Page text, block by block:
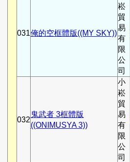
031俺的空框體版((MY SKY))
崧
貿
易
有
限
公
司
032
鬼武者 3框體版
((ONIMUSYA 3))
小
崧
貿
易
有
限
公
司